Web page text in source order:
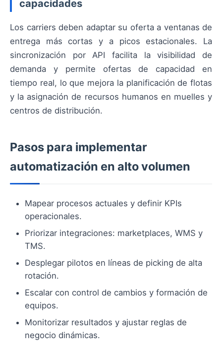
capacidades
Los carriers deben adaptar su oferta a ventanas de
entrega más cortas y a picos estacionales. La
sincronización por API facilita la visibilidad de
demanda y permite ofertas de capacidad en
tiempo real, lo que mejora la planificación de flotas
y la asignación de recursos humanos en muelles y
centros de distribución.
Pasos para implementar
automatización en alto volumen
Mapear procesos actuales y definir KPIs
operacionales.
Priorizar integraciones: marketplaces, WMS y
TMS.
Desplegar pilotos en líneas de picking de alta
rotación.
Escalar con control de cambios y formación de
equipos.
Monitorizar resultados y ajustar reglas de
negocio dinámicas.